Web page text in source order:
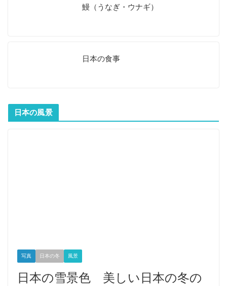
鰻（うなぎ・ウナギ）
日本の食事
日本の風景
写真 日本の冬 風景
日本の雪景色 美しい日本の冬の